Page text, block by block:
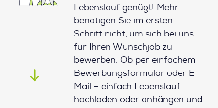
Lebenslauf genügt! Mehr
benötigen Sie im ersten
Schritt nicht, um sich bei uns
für Ihren Wunschjob zu
bewerben. Ob per einfachem
Bewerbungsformular oder E-
Mail – einfach Lebenslauf
hochladen oder anhängen und